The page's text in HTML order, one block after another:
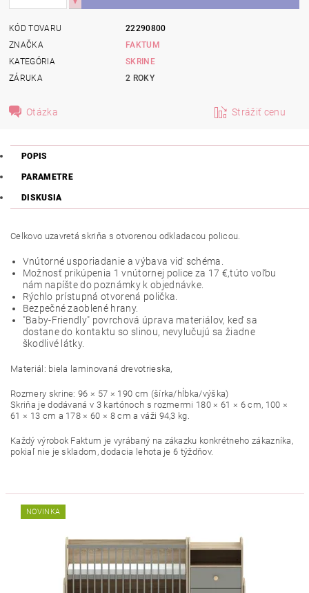
KÓD TOVARU
22290800
ZNAČKA
FAKTUM
KATEGÓRIA
SKRINE
ZÁRUKA
2 ROKY
Otázka Strážiť cenu
POPIS
PARAMETRE
DISKUSIA
Celkovo uzavretá skriňa s otvorenou odkladacou policou.
Vnútorné usporiadanie a výbava viď schéma.
Možnosť prikúpenia 1 vnútornej police za 17 €,túto voľbu
nám napíšte do poznámky k objednávke.
Rýchlo prístupná otvorená polička.
Bezpečné zaoblené hrany.
"Baby-Friendly" povrchová úprava materiálov, keď sa
dostane do kontaktu so slinou, nevylučujú sa žiadne
škodlivé látky.
Materiál: biela laminovaná drevotrieska,
Rozmery skrine: 96 × 57 × 190 cm (šírka/hĺbka/výška)
Skriňa je dodávaná v 3 kartónoch s rozmermi 180 × 61 × 6 cm, 100 ×
61 × 13 cm a 178 × 60 × 8 cm a váži 94,3 kg.
Každý výrobok Faktum je vyrábaný na zákazku konkrétneho zákazníka,
pokiaľ nie je skladom, dodacia lehota je 6 týždňov.
NOVINKA